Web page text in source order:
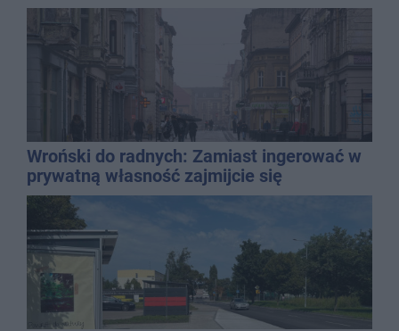
Wroński do radnych: Zamiast ingerować w
prywatną własność zajmijcie się
gospodarką